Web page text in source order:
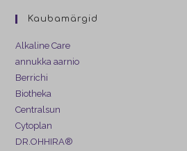
Kaubamärgid
Alkaline Care
annukka aarnio
Berrichi
Biotheka
Centralsun
Cytoplan
DR.OHHIRA®